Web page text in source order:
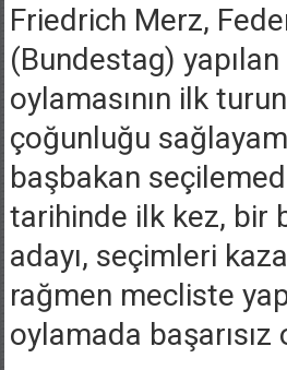
Friedrich Merz,
(Bundestag)
oylamasının ilk
çoğunluğu
başbakan
tarihinde ilk kez, bir
adayı, seçimleri
rağmen mecliste
oylamada başarısız